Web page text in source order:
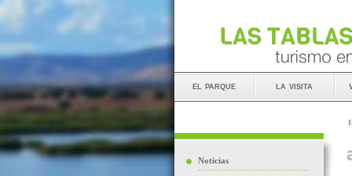
el parque la visita
Noticias